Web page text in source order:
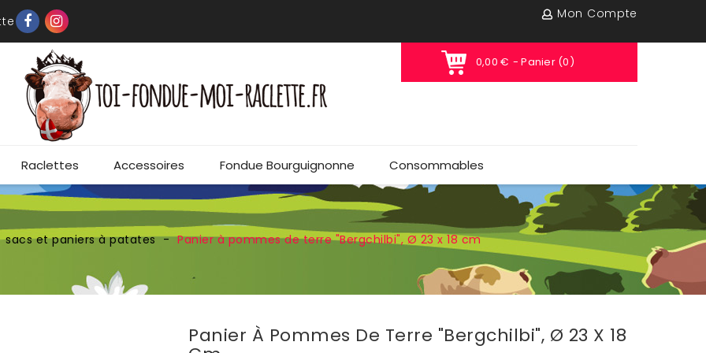
Mon Compte
0,00 € - Panier (0)
Raclettes Accessoires Fondue Bourguignonne Consommables
sacs et paniers à patates Panier à pommes de terre "Bergchilbi", Ø 23 x 18 cm
Panier À Pommes De Terre "Bergchilbi", Ø 23 X 18